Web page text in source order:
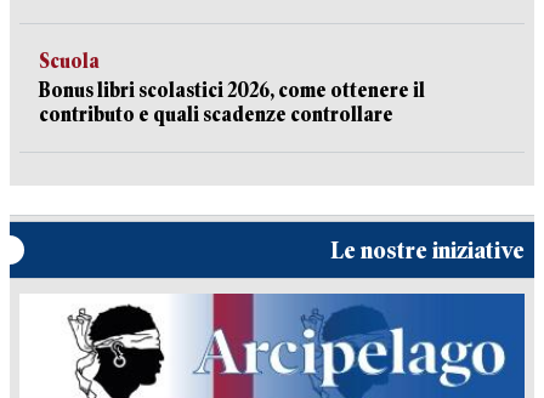
Scuola
Bonus libri scolastici 2026, come ottenere il
contributo e quali scadenze controllare
Le nostre iniziative